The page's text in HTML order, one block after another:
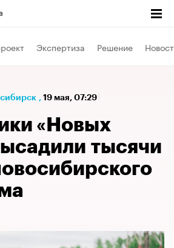
Экспертиза Решение
, 19 мая, 07:29
«Новых
тысячи